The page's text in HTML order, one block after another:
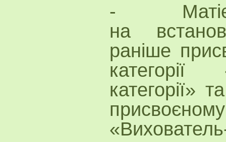
-
на
раніше
категорії
категорії»